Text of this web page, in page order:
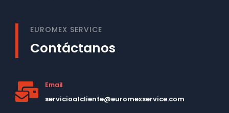
EUROMEX SERVICE
Contáctanos
Email
servicioalcliente@euromexservice.com